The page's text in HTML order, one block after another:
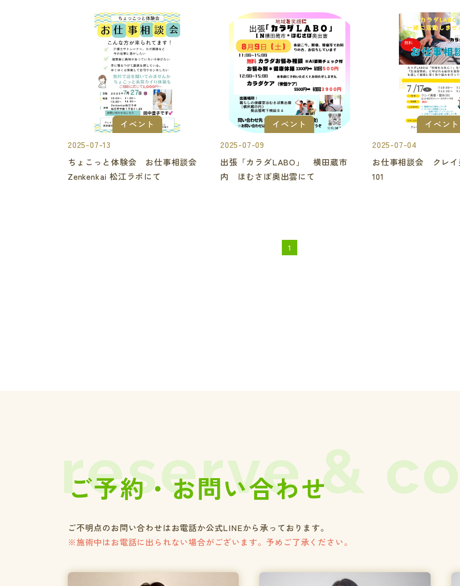
イベント
2025-07-13
ちょこっと体験会 お仕事相談会
Zenkenkai 松江ラボにて
イベント
2025-07-09
出張「カラダLABO」 横田蔵市
内 ほむさぽ奥出雲にて
イベント
2025-07-04
お仕事相談会 クレイ
101
1
reserve &
ご予約・お問い合わせ
ご不明点のお問い合わせはお電話か公式LINEから承っております。
※施術中はお電話に出られない場合がございます。予めご了承ください。